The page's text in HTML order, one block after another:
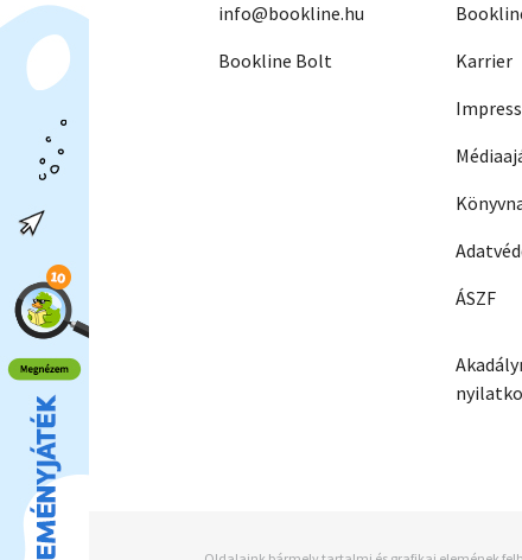
info@bookline.hu
Bookline Bolt
Karrier
ÁSZF